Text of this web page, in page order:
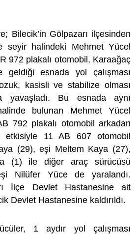
Bilecik’in Gölpazarı ilçesinden
seyir halindeki Mehmet Yücel
972 plakalı otomobil, Karaağaç
geldiği esnada yol çalışması
kasisli ve stabilize olması
yavaşladı. Bu esnada aynı
bulunan Mehmet Yücel
792 plakalı otomobil arkadan
etkisiyle 11 AB 607 otomobil
(29), eşi Meltem Kaya (27),
(1) ile diğer araç sürücüsü
Nilüfer Yüce de yaralandı.
İlçe Devlet Hastanesine ait
Devlet Hastanesine kaldırıldı.
1 aydır yol çalışması